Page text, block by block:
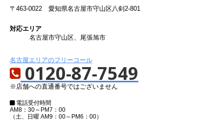
〒463-0022 愛知県名古屋市守山区八剣2-801
対応エリア
名古屋市守山区、尾張旭市
名古屋エリアのフリーコール
0120-87-7549
※店舗への直通番号ではございません
電話受付時間
AM8：30～PM7：00
（土、日曜 AM9：00～PM6：00）